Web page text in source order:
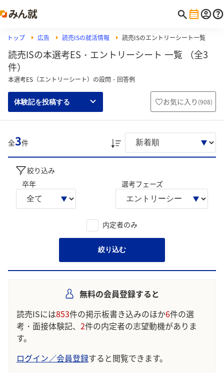
トップ 広告 読売ISの就活情報 読売ISのエントリーシート一覧
読売ISの本選考ES・エントリーシート 一覧 （全3
件）
本選考ES（エントリーシート）の設問・回答例
体験記を投稿する お気に入り (908)
全3件
絞り込み
卒年
選考フェーズ
内定者のみ
絞り込む
無料の会員登録すると
読売ISには853件の掲示板書き込みのほか6件の選
考・面接体験記、 2件の内定者の志望動機がありま
す。
ログイン／会員登録すると閲覧できます。